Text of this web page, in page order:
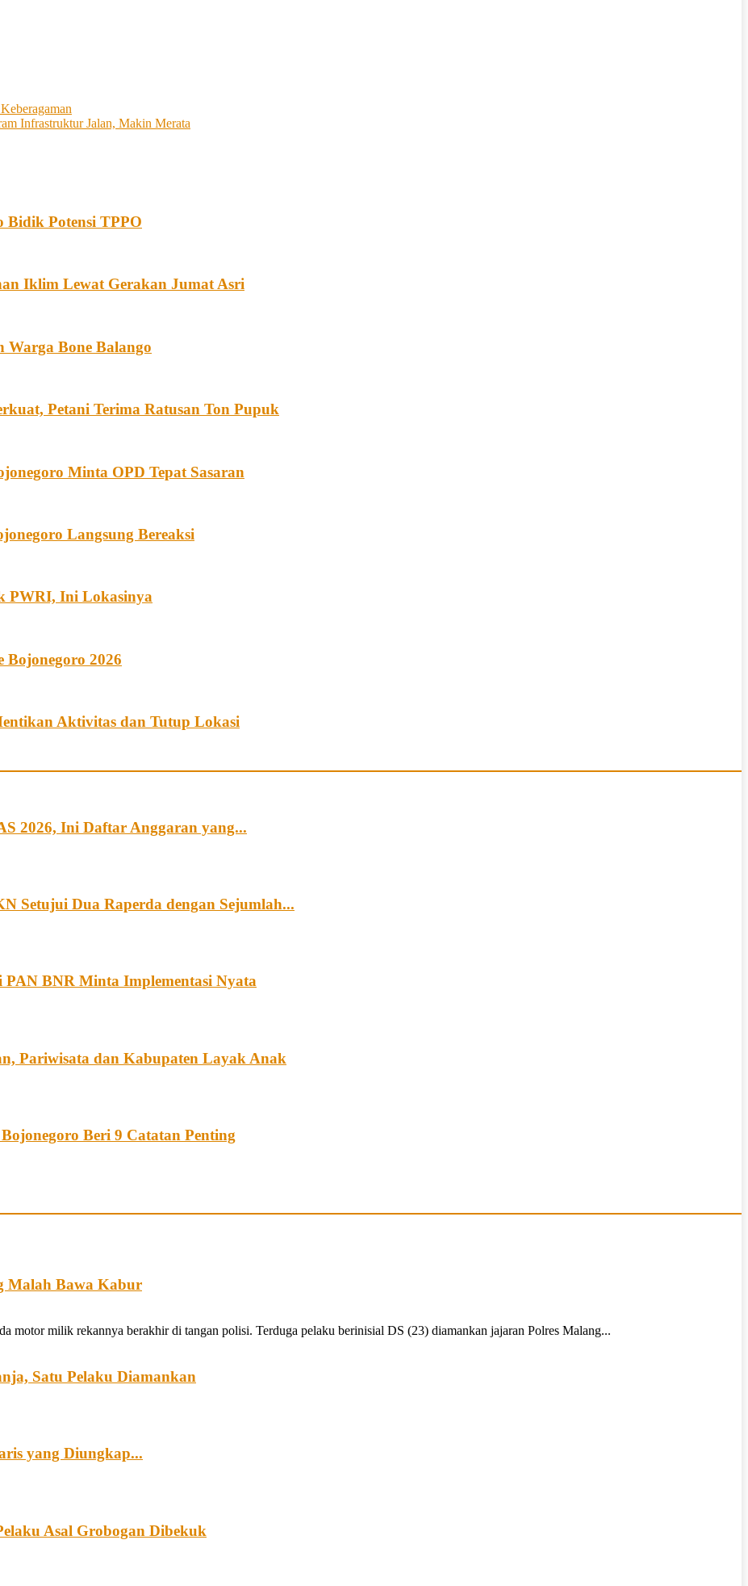
Infrastruktur Jalan, Makin Merata
Bidik Potensi TPPO
Iklim Lewat Gerakan Jumat Asri
Warga Bone Balango
Petani Terima Ratusan Ton Pupuk
Minta OPD Tepat Sasaran
Langsung Bereaksi
PWRI, Ini Lokasinya
Bojonegoro 2026
Aktivitas dan Tutup Lokasi
2026, Ini Daftar Anggaran yang...
Setujui Dua Raperda dengan Sejumlah...
BNR Minta Implementasi Nyata
Pariwisata dan Kabupaten Layak Anak
Beri 9 Catatan Penting
Malah Bawa Kabur
motor milik rekannya berakhir di tangan polisi. Terduga pelaku berinisial DS (23) diamankan jajaran Polres Malang...
Satu Pelaku Diamankan
yang Diungkap...
Asal Grobogan Dibekuk